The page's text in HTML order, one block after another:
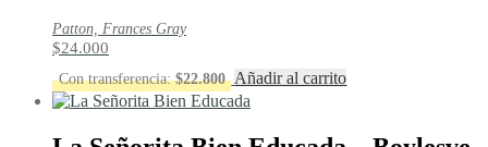
Patton, Frances Gray
$24.000
Con transferencia:$22.800 Añadir al carrito